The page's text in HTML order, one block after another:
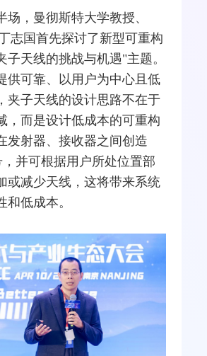
场，曼彻斯特大学教授、
志国首先探讨了新型可重构
子天线的挑战与机遇"主题。
供可靠、以用户为中心且低
夹子天线的设计思路不在于
，而是设计低成本的可重构
发射器、接收器之间创造
并可根据用户所处位置部
或减少天线，这将带来系统
和低成本。